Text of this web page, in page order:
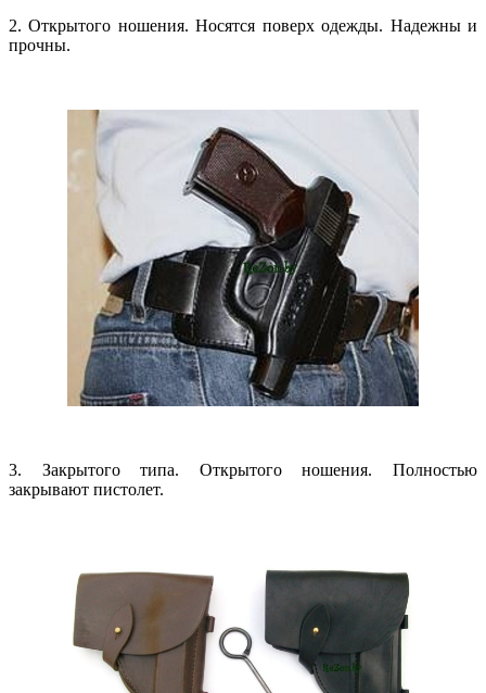
2. Открытого ношения. Носятся поверх одежды. Надежны и
прочны.
3. Закрытого типа. Открытого ношения. Полностью
закрывают пистолет.